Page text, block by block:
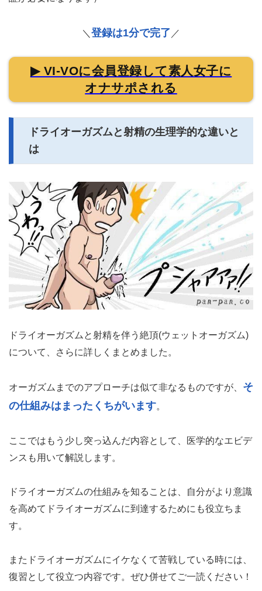
＼ 登録は1分で完了 ／
▶ VI-VOに会員登録して素人女子に
オナサポされる
ドライオーガズムと射精の生理学的な違いと
は
ドライオーガズムと射精を伴う絶頂(ウェットオーガズム)
について、さらに詳しくまとめました。
オーガズムまでのアプローチは似て非なるものですが、 そ
の仕組みはまったくちがいます。
ここではもう少し突っ込んだ内容として、医学的なエビデ
ンスも用いて解説します。
ドライオーガズムの仕組みを知ることは、自分がより意識
を高めてドライオーガズムに到達するためにも役立ちま
す。
またドライオーガズムにイケなくて苦戦している時には、
復習として役立つ内容です。ぜひ併せてご一読ください！